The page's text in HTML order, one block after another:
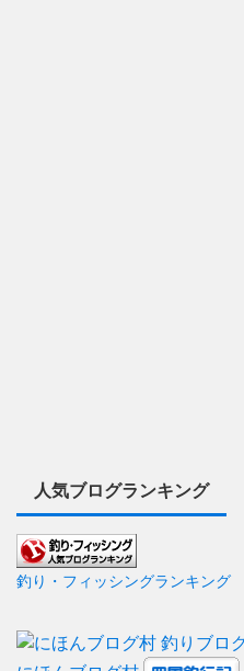
人気ブログランキング
釣り・フィッシングランキング